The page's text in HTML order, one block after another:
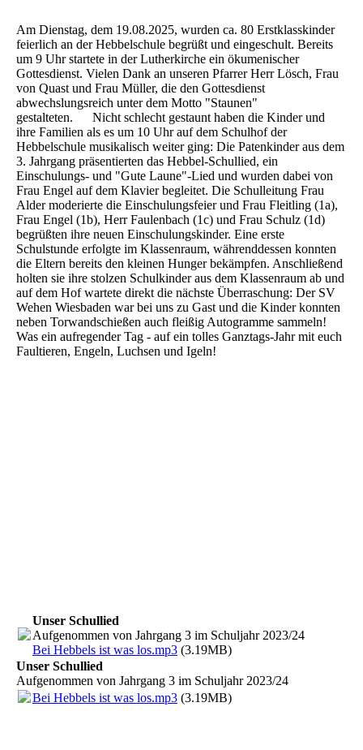
Am Dienstag, dem 19.08.2025, wurden ca. 80 Erstklasskinder
feierlich an der Hebbelschule begrüßt und eingeschult. Bereits
um 9 Uhr startete in der Lutherkirche ein ökumenischer
Gottesdienst. Vielen Dank an unseren Pfarrer Herr Lösch, Frau
von Quast und Frau Müller, die den Gottesdienst
abwechslungsreich unter dem Motto "Staunen"
gestalteten. Nicht schlecht gestaunt haben die Kinder und
ihre Familien als es um 10 Uhr auf dem Schulhof der
Hebbelschule musikalisch weiter ging: Die Patenkinder aus dem
3. Jahrgang präsentierten das Hebbel-Schullied, ein
Einschulungs- und "Gute Laune"-Lied und wurden dabei von
Frau Engel auf dem Klavier begleitet. Die Schulleitung Frau
Alder moderierte die Einschulungsfeier und Frau Fleitling (1a),
Frau Engel (1b), Herr Faulenbach (1c) und Frau Schulz (1d)
begrüßten ihre neuen Einschulungskinder. Eine erste
Schulstunde erfolgte im Klassenraum, währenddessen konnten
die Eltern bereits den kleinen Hunger bekämpfen. Anschließend
holten sie ihre stolzen Schulkinder aus dem Klassenraum ab und
auf dem Hof wartete direkt die nächste Überraschung: Der SV
Wehen Wiesbaden war bei uns zu Gast und die Kinder konnten
neben Torwandschießen auch fleißig Autogramme sammeln!
Was ein aufregender Tag - auf ein tolles Ganztags-Jahr mit euch
Faultieren, Engeln, Luchsen und Igeln!
Unser Schullied
Aufgenommen von Jahrgang 3 im Schuljahr 2023/24
Bei Hebbels ist was los.mp3 (3.19MB)
Unser Schullied
Aufgenommen von Jahrgang 3 im Schuljahr 2023/24
Bei Hebbels ist was los.mp3 (3.19MB)